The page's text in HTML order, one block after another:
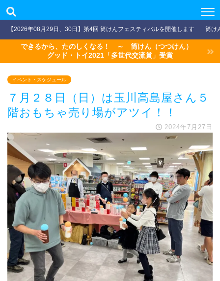
【2026年08月29日、30日】第4回 筒けんフェスティバルを開催します 筒け
できるから、たのしくなる！ ～ 筒けん（つつけん）
グッド・トイ2021「多世代交流賞」受賞
イベント・スケジュール
７月２８日（日）は玉川高島屋さん５
階おもちゃ売り場がアツイ！！
2024年7月27日